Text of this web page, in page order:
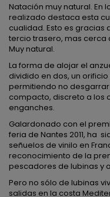
Natación muy natural. En
realizado destaca esta
cualidad. Esto es gracias
tercio trasero, mas cerca
Muy natural.
La forma de alojar el
dividido en dos, un
permitiendo no
compacto, discreto a los
enganches.
Galardonado con el
feria de Nantes 2011, ha
señuelos de vinilo en
reconocimiento de la
pescadores de lubinas y
Pero no sólo de lubinas
salidas en la costa